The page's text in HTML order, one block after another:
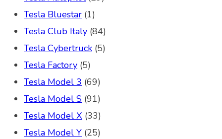
Tesla Bluestar (1)
Tesla Club Italy (84)
Tesla Cybertruck (5)
Tesla Factory (5)
Tesla Model 3 (69)
Tesla Model S (91)
Tesla Model X (33)
Tesla Model Y (25)